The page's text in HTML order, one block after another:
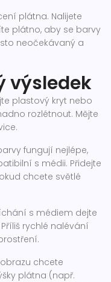
plátna. Nalijete
plátno, aby se barvy
neočekávaný a
výsledek
plastový kryt nebo
rozlétnout. Mějte
fungují nejlépe,
s médii. Přidejte
chcete světlé
s médiem dejte
rychlé nalévání
chcete
plátna (např.